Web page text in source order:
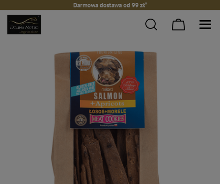
Darmowa dostawa od 99 zł*